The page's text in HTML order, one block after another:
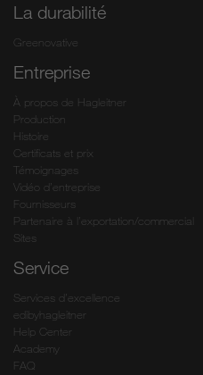
La durabilité
Greenovative
Entreprise
À propos de Hagleitner
Production
Histoire
Certificats et prix
Témoignages
Vidéo d’entreprise
Fournisseurs
Partenaire à l’exportation/commercial
Sites
Service
Services d’excellence
edibyhagleitner
Help Center
Academy
FAQ